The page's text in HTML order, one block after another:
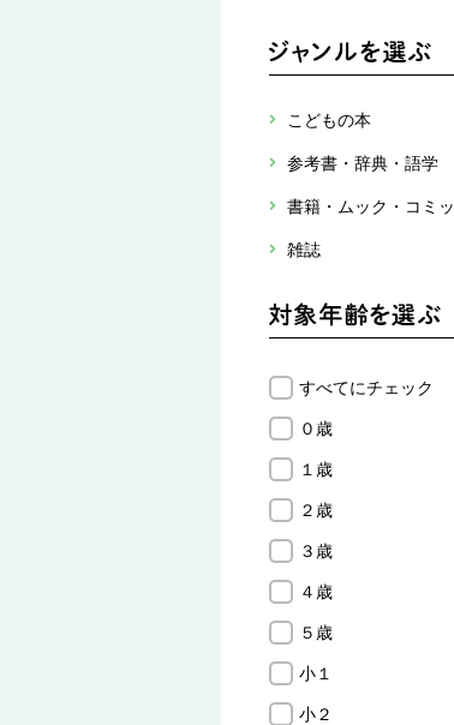
こどもの本
参考書・辞典・語学
書籍・ムック・コミ
雑誌
すべてにチェック
０歳
１歳
２歳
３歳
４歳
５歳
小１
小２